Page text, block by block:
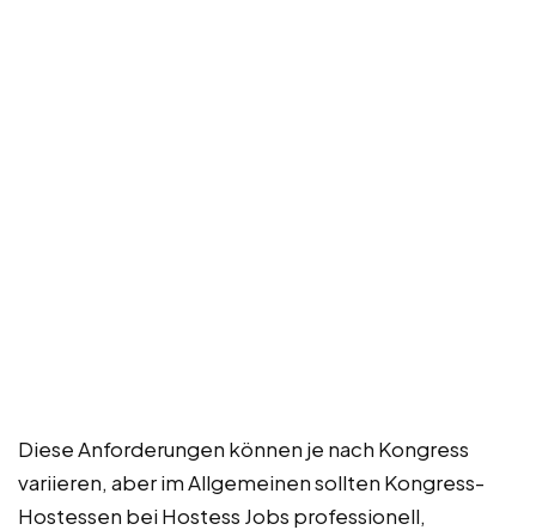
Diese Anforderungen können je nach Kongress
variieren, aber im Allgemeinen sollten Kongress-
Hostessen bei Hostess Jobs professionell,